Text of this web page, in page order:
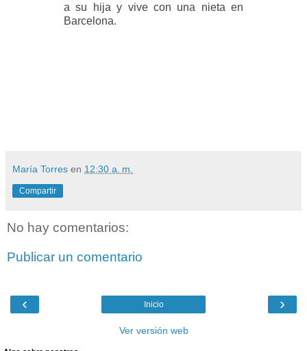
a su hija y vive con una nieta en
Barcelona.
María Torres en 12:30 a. m.
Compartir
No hay comentarios:
Publicar un comentario
‹ ›
Inicio
Ver versión web